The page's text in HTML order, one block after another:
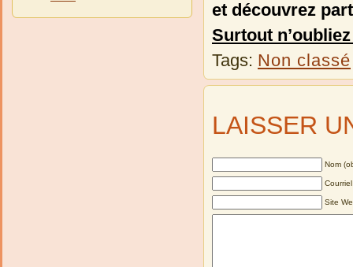
et découvrez
Surtout
Tags: Non classé
LAISSER
Nom
Site